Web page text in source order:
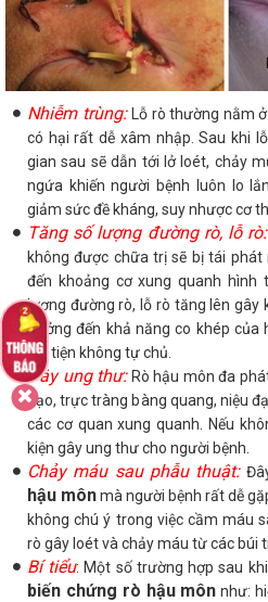
Nhiễm trùng: Lỗ rò thường nằm
có hại rất dễ xâm nhập. Sau khi
gian sau sẽ dẫn tới lở loét, chảy
ngứa khiến người bệnh luôn lo
giảm sức đề kháng, suy nhược cơ
Tăng số lượng đường rò, lỗ rò:
không được chữa trị sẽ bị tái phát
đến khoảng cơ xung quanh
lượng đường rò, lỗ rò tăng lên gây
hưởng đến khả năng co khép của
đại tiện không tự chủ.
Gây ung thư:Rò hậu môn đa
đạo, trực tràng bàng quang, niệu
các cơ quan xung quanh. Nếu
kiện gây ung thư cho người bệnh.
Chảy máu sau phẫu thuật:
hậu mônmà người bệnh rất dễ
không chú ý trong việc cầm máu
rò gây loét và chảy máu từ các búi
Bí tiểu: Một số trường hợp sau
biến chứng rò hậu môn như: